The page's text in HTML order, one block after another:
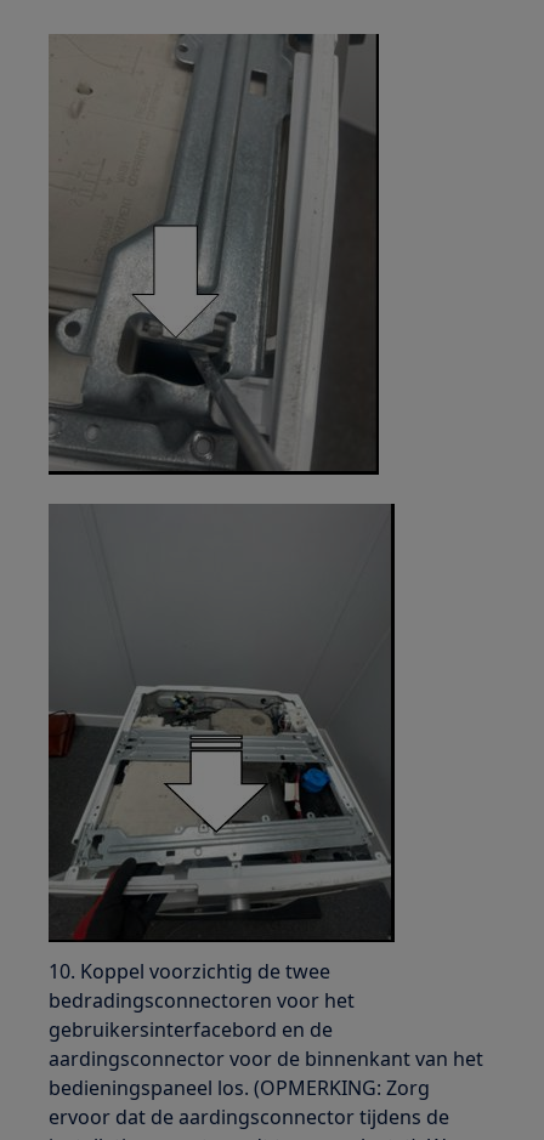
10. Koppel voorzichtig de twee
bedradingsconnectoren voor het
gebruikersinterfacebord en de
aardingsconnector voor de binnenkant van het
bedieningspaneel los. (OPMERKING: Zorg
ervoor dat de aardingsconnector tijdens de